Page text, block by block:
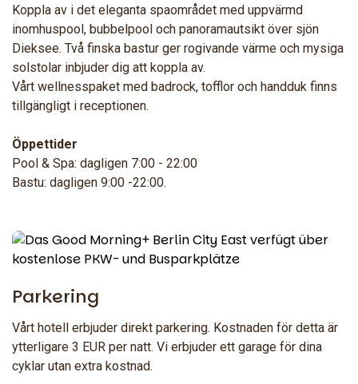
Koppla av i det eleganta spaområdet med uppvärmd
inomhuspool, bubbelpool och panoramautsikt över sjön
Dieksee. Två finska bastur ger rogivande värme och mysiga
solstolar inbjuder dig att koppla av.
Vårt wellnesspaket med badrock, tofflor och handduk finns
tillgängligt i receptionen.
Öppettider
Pool & Spa: dagligen 7:00 - 22:00
Bastu: dagligen 9:00 -22:00.
Parkering
Vårt hotell erbjuder direkt parkering. Kostnaden för detta är
ytterligare 3 EUR per natt. Vi erbjuder ett garage för dina
cyklar utan extra kostnad.